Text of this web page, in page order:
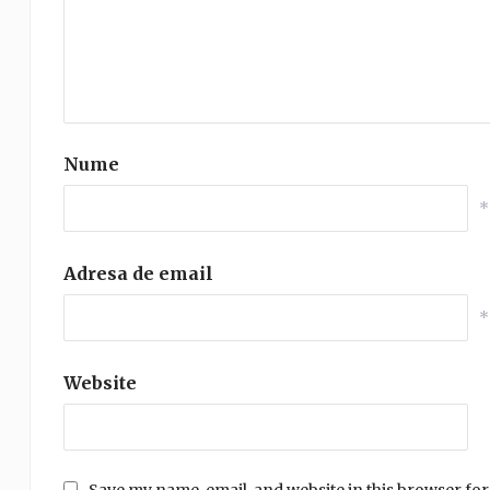
Nume
*
Adresa de email
*
Website